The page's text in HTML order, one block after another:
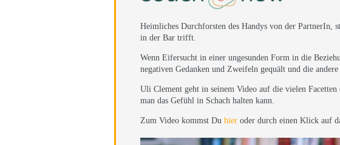
Heimliches Durchforsten des Handys von der
in der Bar trifft.
Wenn Eifersucht in einer ungesunden Form in die
negativen Gedanken und Zweifeln gequält und die
Uli Clement geht in seinem Video auf die vielen
man das Gefühl in Schach halten kann.
Zum Video kommst Duhier oder durch einen Klick auf